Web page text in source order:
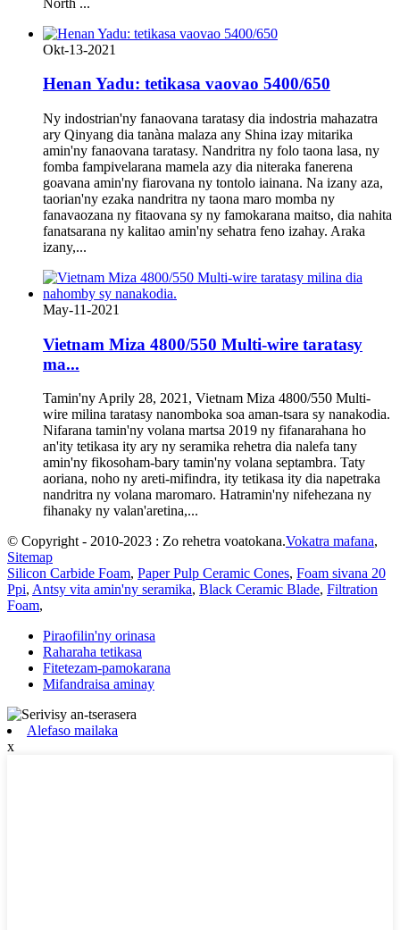
Okt-13-2021
Henan Yadu: tetikasa vaovao 5400/650
Ny indostrian'ny fanaovana taratasy dia indostria mahazatra
ary Qinyang dia tanàna malaza any Shina izay mitarika
amin'ny fanaovana taratasy. Nandritra ny folo taona lasa, ny
fomba fampivelarana mamela azy dia niteraka fanerena
goavana amin'ny fiarovana ny tontolo iainana. Na izany aza,
taorian'ny ezaka nandritra ny taona maro momba ny
fanavaozana ny fitaovana sy ny famokarana maitso, dia nahita
fanatsarana ny kalitao amin'ny sehatra feno izahay. Araka
izany,...
May-11-2021
Vietnam Miza 4800/550 Multi-wire taratasy
ma...
Tamin'ny Aprily 28, 2021, Vietnam Miza 4800/550 Multi-
wire milina taratasy nanomboka soa aman-tsara sy nanakodia.
Nifarana tamin'ny volana martsa 2019 ny fifanarahana ho
an'ity tetikasa ity ary ny seramika rehetra dia nalefa tany
amin'ny fikosoham-bary tamin'ny volana septambra. Taty
aoriana, noho ny areti-mifindra, ity tetikasa ity dia napetraka
nandritra ny volana maromaro. Hatramin'ny nifehezana ny
fihanaky ny valan'aretina,...
© Copyright - 2010-2023 : Zo rehetra voatokana.Vokatra mafana,
Sitemap
Silicon Carbide Foam, Paper Pulp Ceramic Cones, Foam sivana 20
Ppi, Antsy vita amin'ny seramika, Black Ceramic Blade, Filtration
Foam,
Piraofilin'ny orinasa
Raharaha tetikasa
Fitetezam-pamokarana
Mifandraisa aminay
Alefaso mailaka
x